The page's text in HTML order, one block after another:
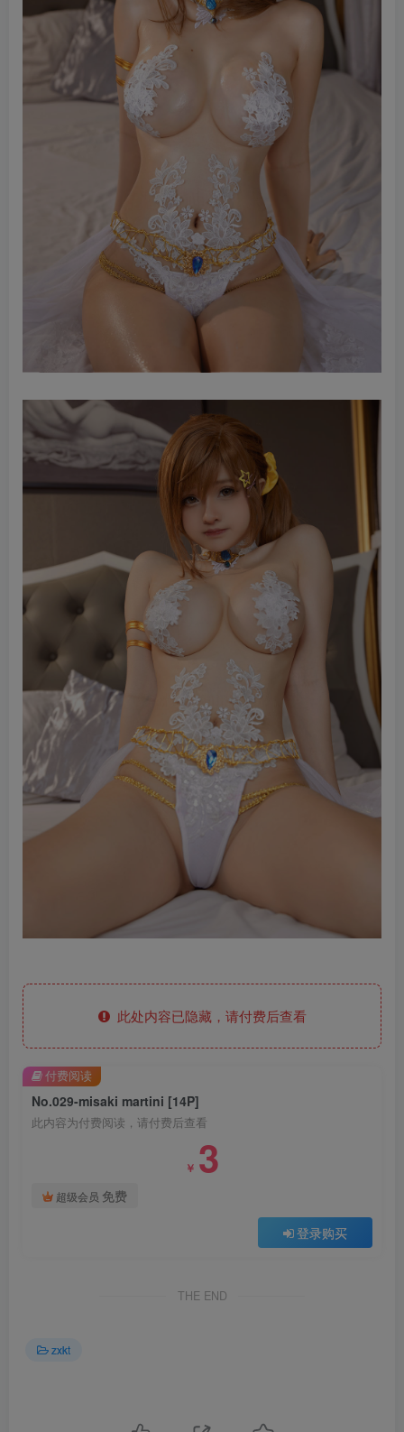
此处内容已隐藏，请付费后查看
No.029-misaki martini [14P]
此内容为付费阅读，请付费后查看
￥ 3
超级会员 免费
登录购买
付费阅读
THE END
zxkt